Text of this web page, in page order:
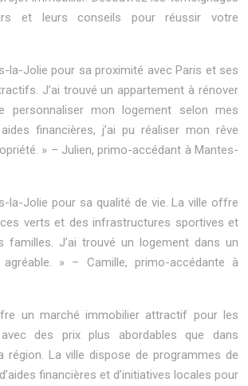
et leurs conseils pour réussir votre
la-Jolie pour sa proximité avec Paris et ses
J’ai trouvé un appartement à rénover
personnaliser mon logement selon mes
financières, j’ai pu réaliser mon rêve
» – Julien, primo-accédant à Mantes-
la-Jolie pour sa qualité de vie. La ville offre
verts et des infrastructures sportives et
familles. J’ai trouvé un logement dans un
» – Camille, primo-accédante à
un marché immobilier attractif pour les
avec des prix plus abordables que dans
région. La ville dispose de programmes de
financières et d’initiatives locales pour